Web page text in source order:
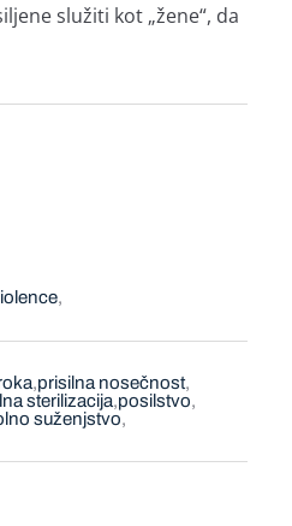
služiti kot „žene“, da
prisilna nosečnost
sterilizacija posilstvo
suženjstvo